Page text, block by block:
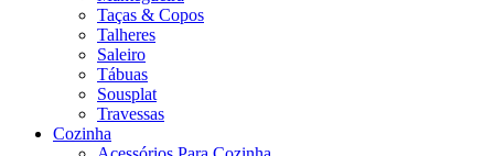
Taças & Copos
Talheres
Saleiro
Tábuas
Sousplat
Travessas
Cozinha